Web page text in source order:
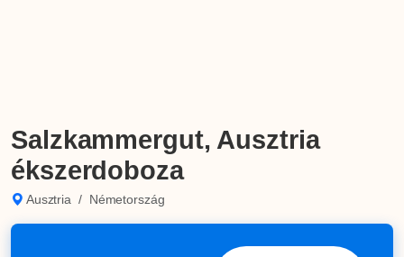
Salzkammergut, Ausztria
ékszerdoboza
Ausztria / Németország